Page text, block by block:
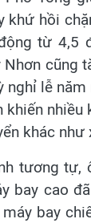
khứ hồi
từ 4,5
Nhơn cũng
lễ
khiến
khác
tương tự,
bay cao
bay